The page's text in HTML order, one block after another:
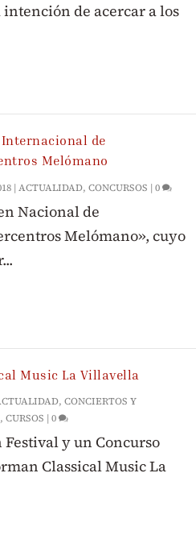
intención de acercar a los
Internacional de
Melómano
| ACTUALIDAD, CONCURSOS | 0
Nacional de
Melómano», cuyo
Music La Villavella
, CONCIERTOS Y
, CURSOS | 0
y un Concurso
Classical Music La